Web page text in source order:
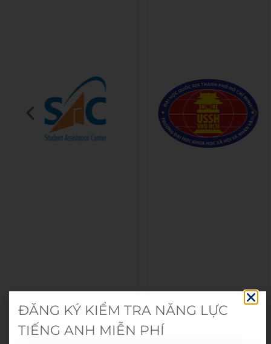
ĐĂNG KÝ KIỂM TRA NĂNG LỰC
TIẾNG ANH MIỄN PHÍ